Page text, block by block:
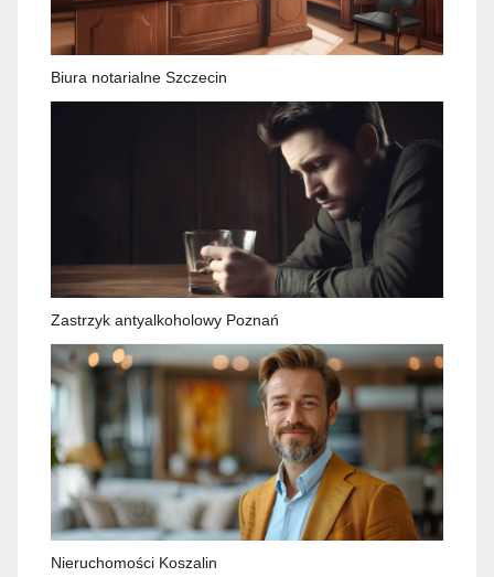
Biura notarialne Szczecin
Zastrzyk antyalkoholowy Poznań
Nieruchomości Koszalin